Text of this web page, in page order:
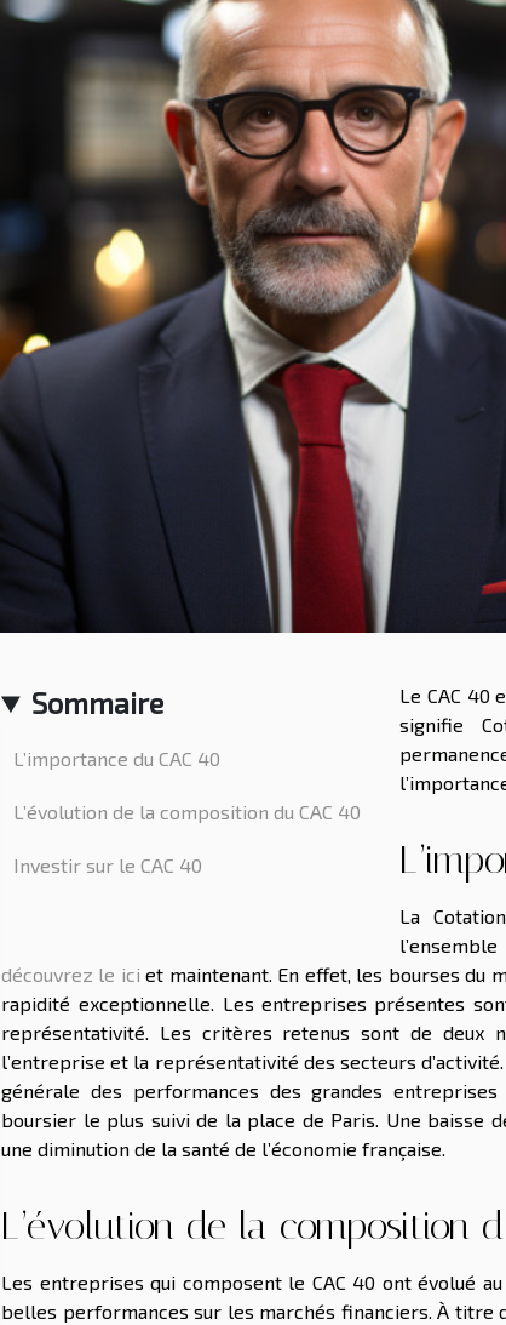
Sommaire
L’importance du CAC 40
L’évolution de la composition du CAC 40
Investir sur le CAC 40
Le CAC 40
signifie
La
découvrez le ici et maintenant. En effet, les bourses du
rapidité exceptionnelle. Les entreprises présentes
représentativité. Les critères retenus sont de
l’entreprise et la représentativité des secteurs
générale des performances des grandes entreprises
boursier le plus suivi de la place de Paris. Une baisse
une diminution de la santé de l’économie française.
L’évolution de la composition
Les entreprises qui composent le CAC 40 ont évolué
belles performances sur les marchés financiers. À titre